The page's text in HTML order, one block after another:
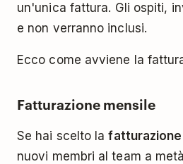
un'unica fattura. Gli ospiti,
e non verranno inclusi.
Ecco come avviene la
Fatturazione mensile
Se hai scelto la
nuovi membri al team a